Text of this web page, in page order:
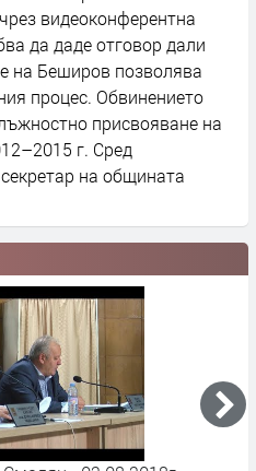
видеоконферентна
да даде отговор дали
на Беширов позволява
процес. Обвинението
присвояване на
г. Сред
на общината